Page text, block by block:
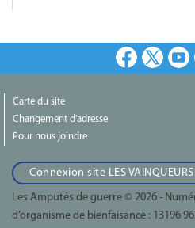
Facebook
X
Carte du site
Changement d'adresse
Pour nous joindre
Connexion site LES VAINQUEURS
Les Amputés de guerre © 2026 -
d’organisme de bienfaisance : 13196